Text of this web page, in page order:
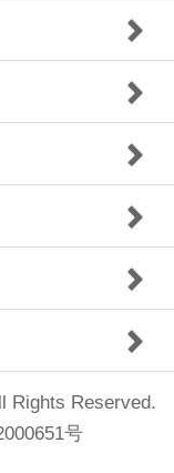
Rights Reserved.
号